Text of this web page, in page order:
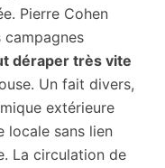
Pierre Cohen
campagnes
déraper très vite
Un fait divers,
extérieure
locale sans lien
La circulation de